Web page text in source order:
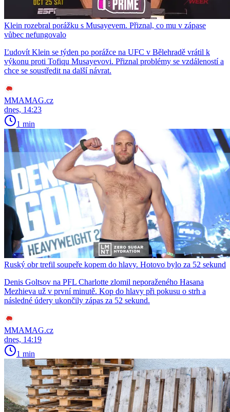
Klein rozebral porážku s Musayevem. Přiznal, co mu v zápase
vůbec nefungovalo
Ľudovít Klein se týden po porážce na UFC v Bělehradě vrátil k
výkonu proti Tofiqu Musayevovi. Přiznal problémy se vzdáleností a
chce se soustředit na další návrat.
MMAMAG.cz
dnes, 14:23
1 min
Ruský obr trefil soupeře kopem do hlavy. Hotovo bylo za 52 sekund
Denis Goltsov na PFL Charlotte zlomil neporaženého Hasana
Mezhieva už v první minutě. Kop do hlavy při pokusu o strh a
následné údery ukončily zápas za 52 sekund.
MMAMAG.cz
dnes, 14:19
1 min